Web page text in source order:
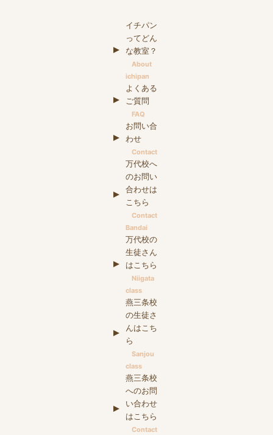
イチパン
ってどん
な教室？
About
ichipan
よくある
ご質問
FAQ
お問い合
わせ
Contact
万代校へ
のお問い
合わせは
こちら
Contact
Bandai
万代校の
生徒さん
はこちら
Niigata
class
燕三条校
の生徒さ
んはこち
ら
Sanjou
class
燕三条校
へのお問
い合わせ
はこちら
Contact